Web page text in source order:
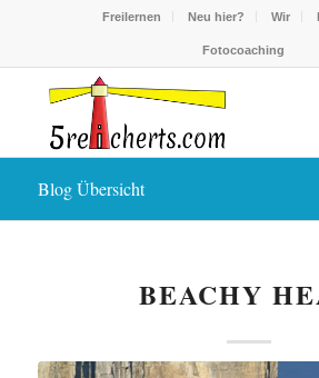
Freilernen Neu hier? Wir
Fotocoaching
Blog Übersicht
BEACHY